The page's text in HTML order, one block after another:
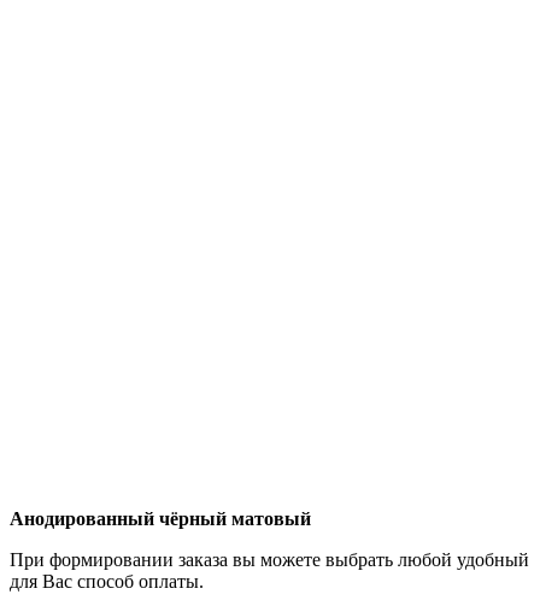
Анодированный чёрный матовый
При формировании заказа вы можете выбрать любой удобный
для Вас способ оплаты.